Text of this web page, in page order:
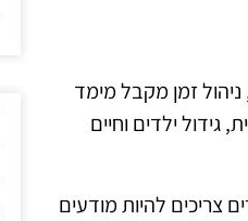
ניהול זמן מקבל מימד
ילדים וחיים
צריכים להיות מודעים